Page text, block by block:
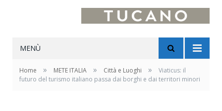
MENÙ
Home » METE ITALIA » Città e Luoghi »
Viaticus: il
futuro del turismo italiano passa dai borghi e dai territori minori